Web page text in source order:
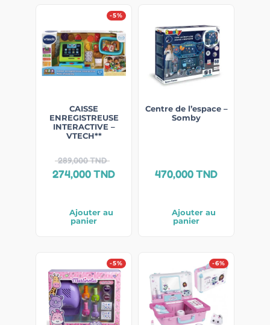
-5%
CAISSE
ENREGISTREUSE
INTERACTIVE –
VTECH**
289,000TND
274,000TND
Ajouter au
panier
Centre de l’espace –
Somby
470,000TND
Ajouter au
panier
-5% -6%